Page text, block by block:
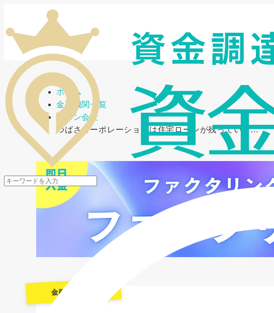
メニューを開閉
ホーム
金融機関一覧
ローン会社
つばさコーポレーションは住宅ローンが残っていて…
金融機関一覧